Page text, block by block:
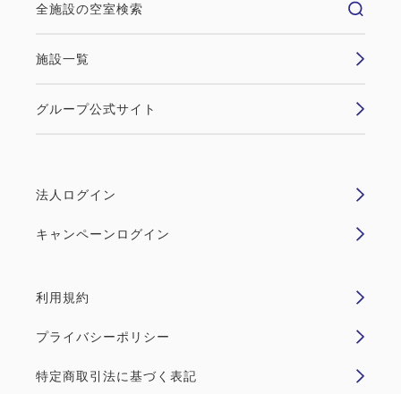
全施設の空室検索
施設一覧
グループ公式サイト
法人ログイン
キャンペーンログイン
利用規約
プライバシーポリシー
特定商取引法に基づく表記